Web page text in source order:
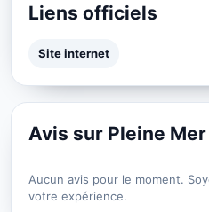
Liens officiels
Site internet
Avis sur Pleine Mer
Aucun avis pour le moment.
votre expérience.